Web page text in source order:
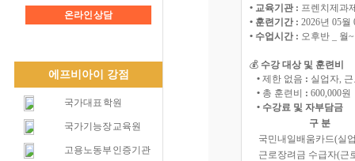
온라인 상담
에프비아이 강점
국가대표 학원
국가기능장 교육원
고용노동부 인증기관
• 교육기관 : 프렌치제과
• 훈련기간 : 2026년 05월
• 수업시간 : 오후반 _ 월
💰 수강 대상 및 훈련비
• 제한 없음 : 실업자,
• 총 훈련비 : 600,000원
• 수강료 및 자부담금
구 분
국민내일배움카드(
근로장려금 수급자(